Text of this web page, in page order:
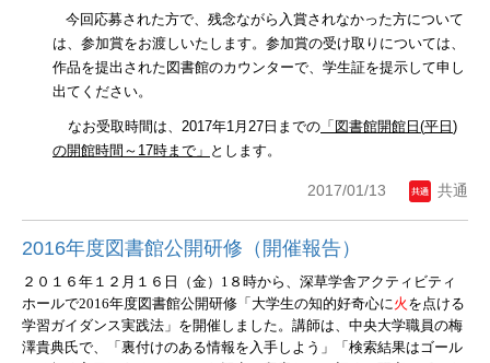
今回応募された方で、残念ながら入賞されなかった方について
は、参加賞をお渡しいたします。参加賞の受け取りについては、
作品を提出された図書館のカウンターで、学生証を提示して申し
出てください。
なお受取時間は、 2017年1 月 27 日までの 「図書館開館日 (平日 )
の開館時間～ 17時まで」 とします。
2017/01/13 共通
2016年度図書館公開研修（開催報告）
２０１６年１２ 月１６日（金） 1 ８ 時から、深草学舎アクティビティ
ホールで2016年度図書館公開研修「大学生の知的好奇心に火 を点ける
学習ガイダンス実践法」を開催しました。講師は、中央大学職員の梅
澤貴典氏で、「裏付けのある情報を入手しよう」「検索結果はゴール